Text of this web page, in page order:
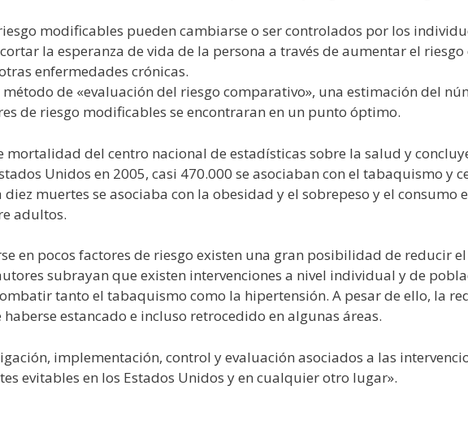
modificables pueden cambiarse o ser controlados por los
la esperanza de vida de la persona a través de aumentar el
enfermedades crónicas.
de «evaluación del riesgo comparativo», una estimación del
de riesgo modificables se encontraran en un punto óptimo.
mortalidad del centro nacional de estadísticas sobre la salud y
Unidos en 2005, casi 470.000 se asociaban con el tabaquismo y
muertes se asociaba con la obesidad y el sobrepeso y el consumo
adultos.
en pocos factores de riesgo existen una gran posibilidad de reducir
subrayan que existen intervenciones a nivel individual y de
tanto el tabaquismo como la hipertensión. A pesar de ello, la
estancado e incluso retrocedido en algunas áreas.
implementación, control y evaluación asociados a las
evitables en los Estados Unidos y en cualquier otro lugar».